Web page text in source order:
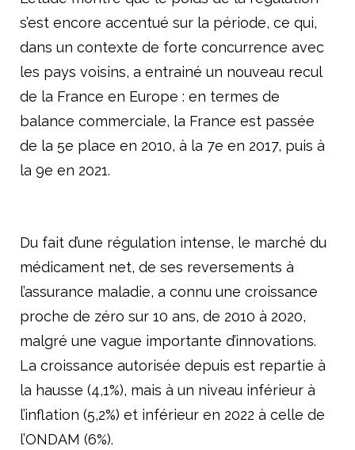
s’est encore accentué sur la période, ce qui,
dans un contexte de forte concurrence avec
les pays voisins, a entrainé un nouveau recul
de la France en Europe : en termes de
balance commerciale, la France est passée
de la 5e place en 2010, à la 7e en 2017, puis à
la 9e en 2021.
Du fait d’une régulation intense, le marché du
médicament net, de ses reversements à
l’assurance maladie, a connu une croissance
proche de zéro sur 10 ans, de 2010 à 2020,
malgré une vague importante d’innovations.
La croissance autorisée depuis est repartie à
la hausse (4,1%), mais à un niveau inférieur à
l’inflation (5,2%) et inférieur en 2022 à celle de
l’ONDAM (6%).